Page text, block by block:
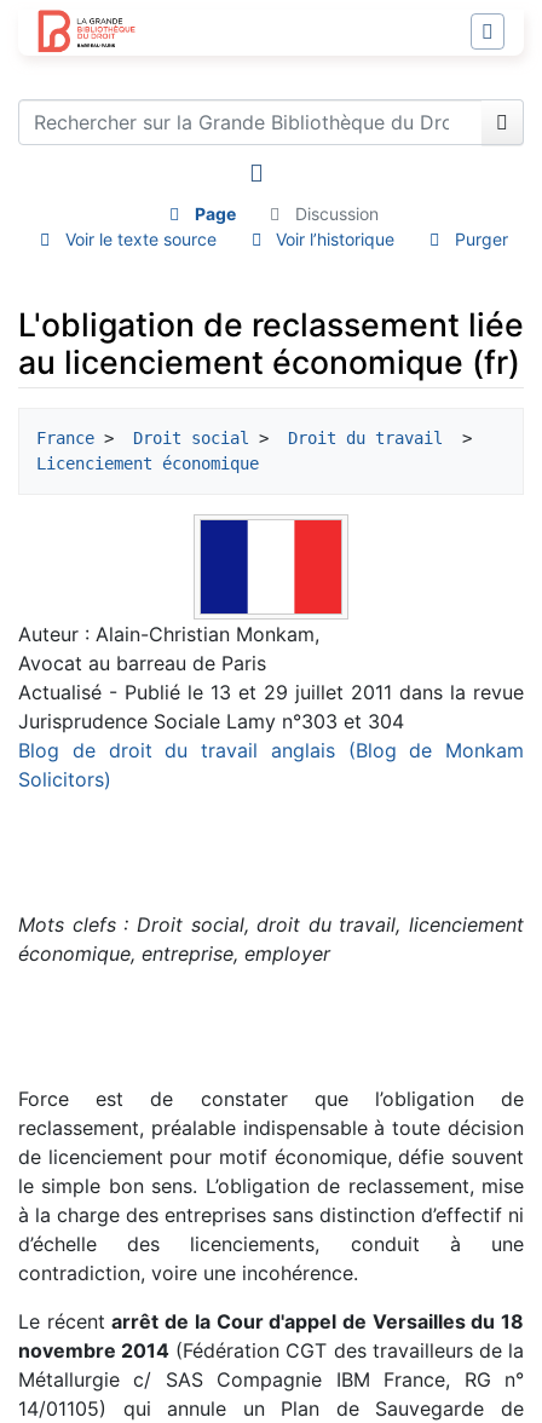
Page
Discussion
Voir le texte source
Voir l’historique Purger
L'obligation de reclassement liée
au licenciement économique (fr)
France > Droit social > Droit du travail
Licenciement économique
Auteur : Alain-Christian Monkam,
Avocat au barreau de Paris
Actualisé - Publié le 13 et 29 juillet 2011 dans la revue
Jurisprudence Sociale Lamy n°303 et 304
Blog de droit du travail anglais (Blog de Monkam
Solicitors)
Mots clefs : Droit social, droit du travail, licenciement
économique, entreprise, employer
Force est de constater que l’obligation de
reclassement, préalable indispensable à toute décision
de licenciement pour motif économique, défie souvent
le simple bon sens. L’obligation de reclassement, mise
à la charge des entreprises sans distinction d’effectif ni
d’échelle des licenciements, conduit à une
contradiction, voire une incohérence.
Le récentarrêt de la Cour d'appel de Versailles du 18
novembre 2014 (Fédération CGT des travailleurs de la
Métallurgie c/ SAS Compagnie IBM France, RG n°
14/01105) qui annule un Plan de Sauvegarde de